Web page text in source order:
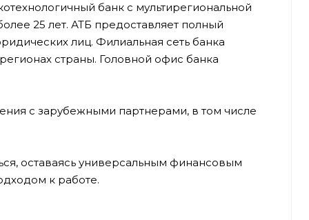
банк с мультирегиональной
25 лет. АТБ предоставляет полный
лиц. Филиальная сеть банка
страны. Головной офис банка
с зарубежными партнерами, в том числе
оставаясь универсальным финансовым
к работе.